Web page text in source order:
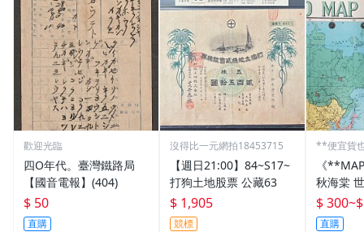
歡迎光臨
四O年代。臺灣鐵路局
【國音電報】(404)
$ 50
直購
沒得比一元網拍18453715
【週日21:00】84~S17~
打狗土地股票 公藏63
$ 1,905
競標
**便宜貨
《
秋海棠
國國旗)
$ 300~
直購